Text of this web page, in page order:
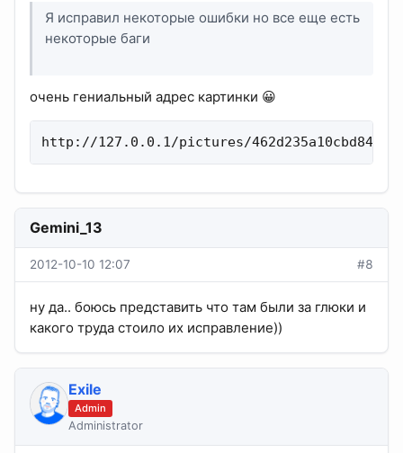
Я исправил некоторые ошибки но все еще есть
некоторые баги
очень гениальный адрес картинки 😀
http://127.0.0.1/pictures/
Gemini_13
2012-10-10 12:07 #8
ну да.. боюсь представить что там были за глюки и
какого труда стоило их исправление))
Exile
Admin
Administrator